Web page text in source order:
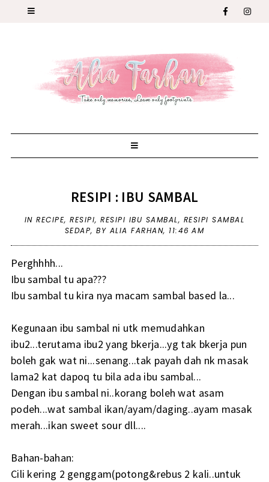
RESIPI : IBU SAMBAL
INRECIPE,RESIPI,RESIPI IBU SAMBAL, RESIPI SAMBAL
SEDAP,BY ALIA FARHAN, 11:46 AM
Perghhhh...
Ibu sambal tu apa???
Ibu sambal tu kira nya macam sambal based la...
Kegunaan ibu sambal ni utk memudahkan
ibu2...terutama ibu2 yang bkerja...yg tak bkerja pun
boleh gak wat ni...senang...tak payah dah nk masak
lama2 kat dapoq tu bila ada ibu sambal...
Dengan ibu sambal ni..korang boleh wat asam
podeh...wat sambal ikan/ayam/daging..ayam masak
merah...ikan sweet sour dll....
Bahan-bahan:
Cili kering 2 genggam(potong&rebus 2 kali..untuk